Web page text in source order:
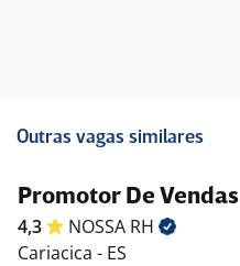
Outras vagas similares
Promotor De Vendas
4,3 NOSSA RH
Cariacica - ES